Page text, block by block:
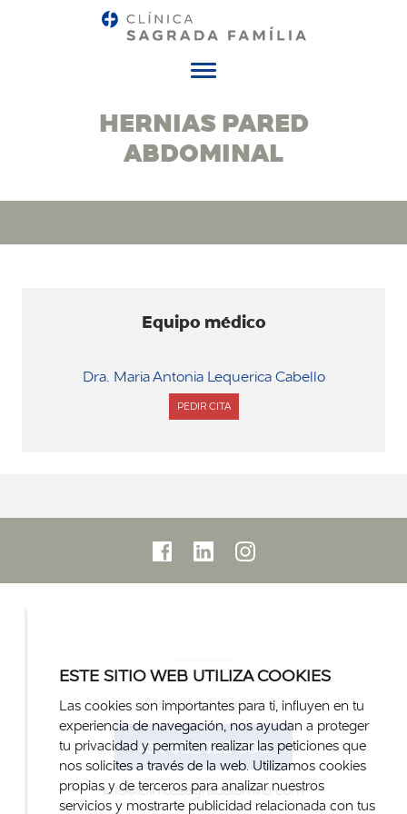
HERNIAS PARED
ABDOMINAL
Equipo médico
Dra. Maria Antonia Lequerica Cabello
PEDIR CITA
CON
Atención al cliente
+34 932 122 300
info@clinicasagradafamilia.com
ESTE SITIO WEB UTILIZA COOKIES
Las cookies son importantes para ti, influyen en tu
experiencia de navegación, nos ayudan a proteger
tu privacidad y permiten realizar las peticiones que
nos solicites a través de la web. Utilizamos cookies
propias y de terceros para analizar nuestros
servicios y mostrarte publicidad relacionada con tus